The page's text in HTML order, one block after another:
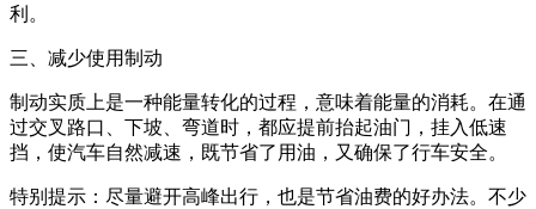
利。
三、减少使用制动
制动实质上是一种能量转化的过程，意味着能量的消耗。在通
过交叉路口、下坡、弯道时，都应提前抬起油门，挂入低速
挡，使汽车自然减速，既节省了用油，又确保了行车安全。
特别提示：尽量避开高峰出行，也是节省油费的好办法。不少